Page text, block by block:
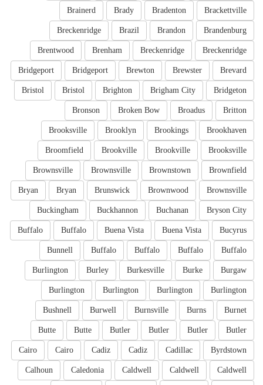
Brackettville
Bradenton
Brady
Brainerd
Brandenburg
Brandon
Brazil
Breckenridge
Breckenridge
Breckenridge
Brenham
Brentwood
Brevard
Brewster
Brewton
Bridgeport
Bridgeport
Bridgeton
Brigham City
Brighton
Bristol
Bristol
Britton
Broadus
Broken Bow
Bronson
Brookhaven
Brookings
Brooklyn
Brooksville
Brooksville
Brookville
Brookville
Broomfield
Brownfield
Brownstown
Brownsville
Brownsville
Brownsville
Brownwood
Brunswick
Bryan
Bryan
Bryson City
Buchanan
Buckhannon
Buckingham
Bucyrus
Buena Vista
Buena Vista
Buffalo
Buffalo
Buffalo
Buffalo
Buffalo
Buffalo
Bunnell
Burgaw
Burke
Burkesville
Burley
Burlington
Burlington
Burlington
Burlington
Burlington
Burnet
Burns
Burnsville
Burwell
Bushnell
Butler
Butler
Butler
Butler
Butte
Butte
Byrdstown
Cadillac
Cadiz
Cadiz
Cairo
Cairo
Caldwell
Caldwell
Caldwell
Caledonia
Calhoun